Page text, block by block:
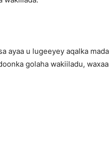
ayaa u lugeeyey aqalka
golaha wakiiladu,